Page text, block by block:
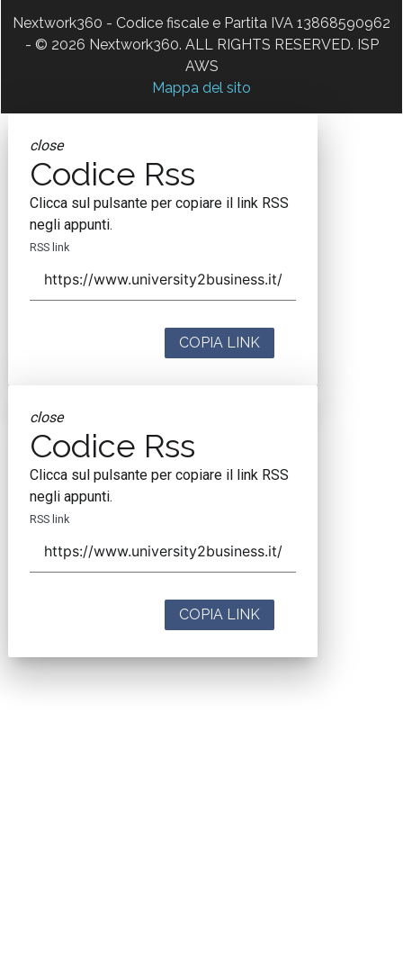
Nextwork360 - Codice fiscale e Partita IVA 13868590962
- © 2026 Nextwork360. ALL RIGHTS RESERVED. ISP
AWS
Mappa del sito
close
Codice Rss
Clicca sul pulsante per copiare il link RSS
negli appunti.
RSS link
COPIA LINK
close
Codice Rss
Clicca sul pulsante per copiare il link RSS
negli appunti.
RSS link
COPIA LINK